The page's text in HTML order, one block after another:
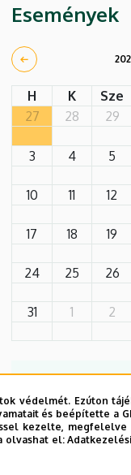
Események
H K Sze
27
28 29
3 4 5
10 11 12
17 18 19
24 25 26
31 1 2
ÁOK-
ünnepség
védelmét. Ezúton
és beépítette a
kezelte,
olvashat el: